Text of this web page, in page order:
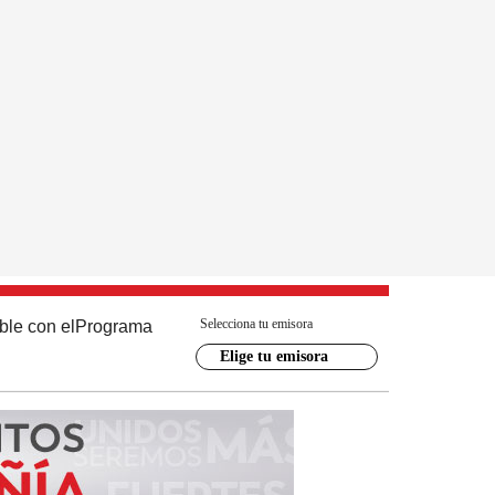
con el Programa Selecciona tu emisora
Elige tu emisora